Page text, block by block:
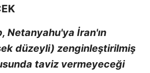
Netanyahu'ya İran'ın
düzeyli) zenginleştirilmiş
taviz vermeyeceği